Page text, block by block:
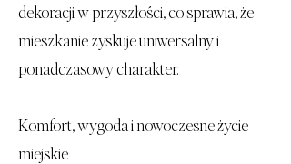
dekoracji w przyszłości, co sprawia, że
mieszkanie zyskuje uniwersalny i
ponadczasowy charakter.
Komfort, wygoda i nowoczesne życie
miejskie